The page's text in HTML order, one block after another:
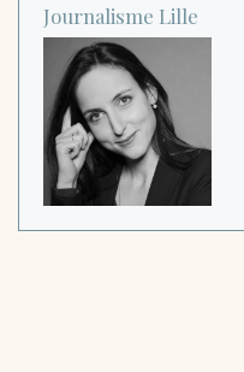
Journalisme Lille